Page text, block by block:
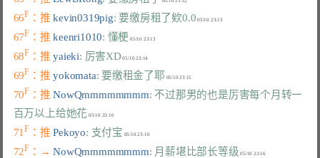
66F ：推 kevin0319pig: 要缴房租了欸0.0 05/10 23:13
67F ：推 keenri1010: 懂梗 05/10 23:13
68F ：推 yaieki: 厉害XD
69F ：推 yokomata: 要缴租金了耶
70F ：推 NowQmmmmmmmm: 不过那男的也是厉害每个月转一
百万以上给她花
05/10 23:16
71F ：推 Pekoyo: 支付宝 05/10 23:16
72F ：→ NowQmmmmmmmm: 月薪堪比部长等级 05/10 23:16